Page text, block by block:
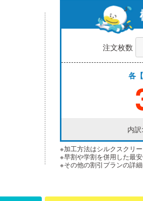
注文枚数
各
内
※加工方法はシルクスクリ
※早割や学割を併用した最
※その他の割引プランの詳細